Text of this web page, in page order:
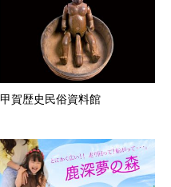
甲賀歴史民俗資料館